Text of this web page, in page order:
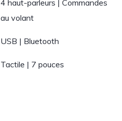
4 haut-parleurs | Commandes
au volant
USB | Bluetooth
Tactile | 7 pouces